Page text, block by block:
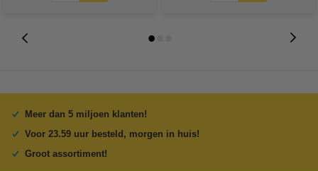
Meer dan 5 miljoen klanten!
Voor 23.59 uur besteld, morgen in huis!
Groot assortiment!